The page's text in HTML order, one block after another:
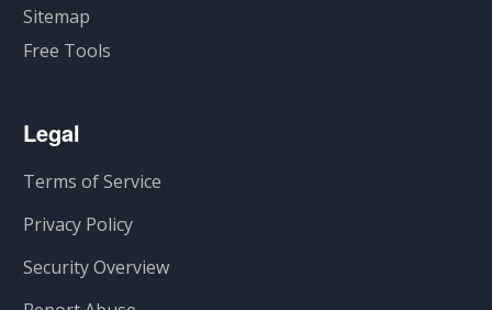
Sitemap
Free Tools
Legal
Terms of Service
Privacy Policy
Security Overview